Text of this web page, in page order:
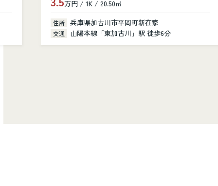
万円 / 3LDK / 81.40㎡
住所 兵庫県加古川市加古川町美乃利101
交通 山陽本線「加古川」駅 徒歩14分